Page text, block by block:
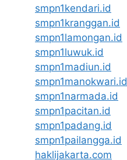
smpn1kendari.id
smpn1kranggan.id
smpn1lamongan.id
smpn1luwuk.id
smpn1madiun.id
smpn1manokwari.id
smpn1narmada.id
smpn1pacitan.id
smpn1padang.id
smpn1pailangga.id
haklijakarta.com